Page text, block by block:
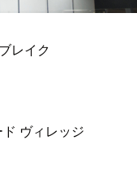
レイク
ヴィレッジ